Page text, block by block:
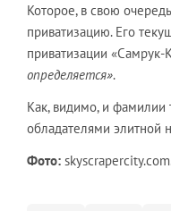
Которое, в свою
приватизацию. Его
приватизации «Самрук-
определяется».
Как, видимо, и фамилии
обладателями элитной
Фото: